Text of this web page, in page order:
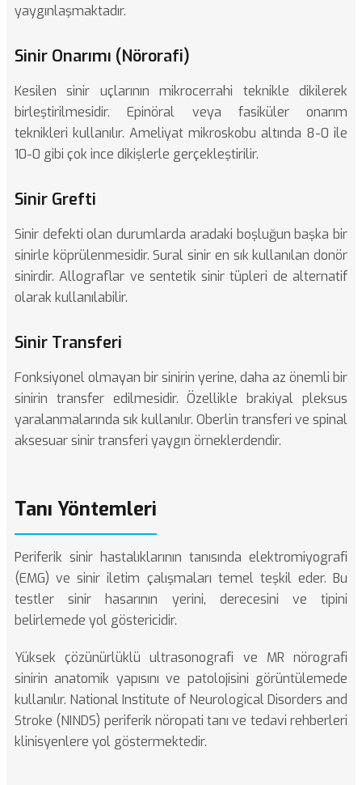
yaygınlaşmaktadır.
Sinir Onarımı (Nörorafi)
Kesilen sinir uçlarının mikrocerrahi teknikle dikilerek
birleştirilmesidir. Epinöral veya fasiküler onarım
teknikleri kullanılır. Ameliyat mikroskobu altında 8-0 ile
10-0 gibi çok ince dikişlerle gerçekleştirilir.
Sinir Grefti
Sinir defekti olan durumlarda aradaki boşluğun başka bir
sinirle köprülenmesidir. Sural sinir en sık kullanılan donör
sinirdir. Allograflar ve sentetik sinir tüpleri de alternatif
olarak kullanılabilir.
Sinir Transferi
Fonksiyonel olmayan bir sinirin yerine, daha az önemli bir
sinirin transfer edilmesidir. Özellikle brakiyal pleksus
yaralanmalarında sık kullanılır. Oberlin transferi ve spinal
aksesuar sinir transferi yaygın örneklerdendir.
Tanı Yöntemleri
Periferik sinir hastalıklarının tanısında elektromiyografi
(EMG) ve sinir iletim çalışmaları temel teşkil eder. Bu
testler sinir hasarının yerini, derecesini ve tipini
belirlemede yol göstericidir.
Yüksek çözünürlüklü ultrasonografi ve MR nörografi
sinirin anatomik yapısını ve patolojisini görüntülemede
kullanılır. National Institute of Neurological Disorders and
Stroke (NINDS) periferik nöropati tanı ve tedavi rehberleri
klinisyenlere yol göstermektedir.